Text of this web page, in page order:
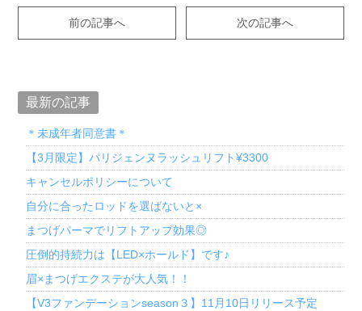
前の記事へ 次の記事へ
最新の記事
＊未成年者同意書＊
【3月限定】パリジェンヌラッシュリフト¥3300
キャンセルポリシーについて
自分に合ったロッドを選ばないと×
まつげパーマでリフトアップ効果◎
圧倒的持続力は【LED×ホールド】です♪
眉×まつげエクステが大人気！！
【V3ファンデーションseason３】11月10日リリース予定